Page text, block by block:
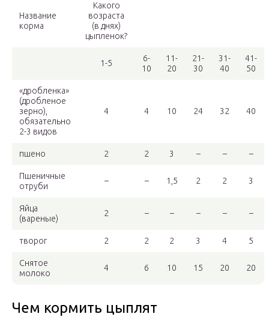
Название
корма
Какого
возраста
(в днях)
цыпленок?
1-5
6-
10
11-
20
21-
30
31-
40
41-
50
«дробленка»
(дробленое
зерно),
обязательно
2-3 видов
4 4 10 24 32 40
пшено 2 2 3 – – –
Пшеничные
отруби
– – 1,5 2 2 3
Яйца
(вареные)
2 – – – – –
творог 2 2 2 3 4 5
Снятое
молоко
4 6 10 15 20 20
Чем кормить цыплят